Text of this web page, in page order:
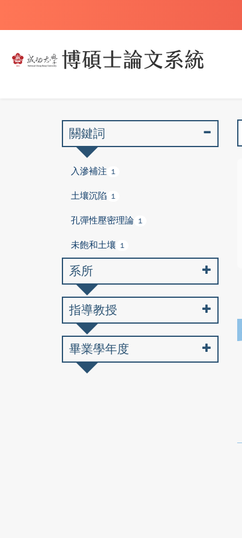
關鍵詞
入滲補注 1
土壤沉陷 1
孔彈性壓密理論 1
未飽和土壤 1
系所
指導教授
畢業學年度